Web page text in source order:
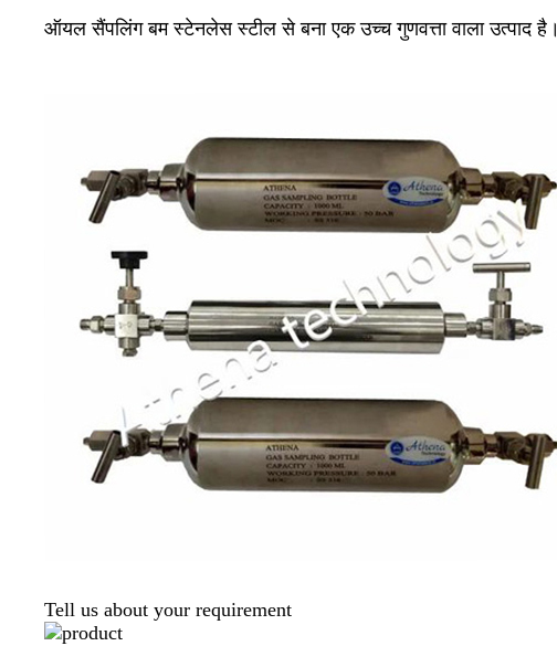
ऑयल सैंपलिंग बम स्टेनलेस स्टील से बना एक उच्च गुणवत्ता वाला उत्पाद है।
Tell us about your requirement